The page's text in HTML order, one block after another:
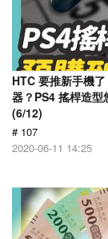
HTC 要推新手機
器？PS4 搖桿造型
(6/12)
# 107
2020-06-11 14:25